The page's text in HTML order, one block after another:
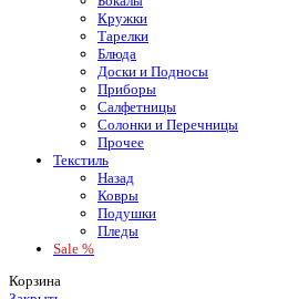
Кружки
Тарелки
Блюда
Доски и Подносы
Приборы
Салфетницы
Солонки и Перечницы
Прочее
Текстиль
Назад
Ковры
Подушки
Пледы
Sale %
Корзина